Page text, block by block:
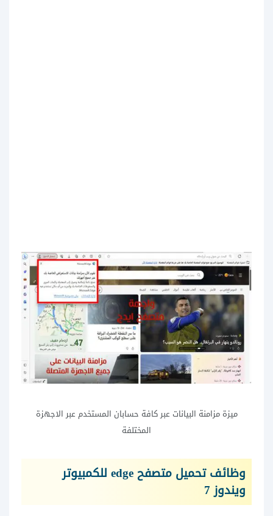
ميزة مزامنة البيانات عبر كافة حسابان المستخدم عبر الاجهزة
المختلفة
وظائف تحميل متصفح edge للكمبيوتر
ويندوز 7